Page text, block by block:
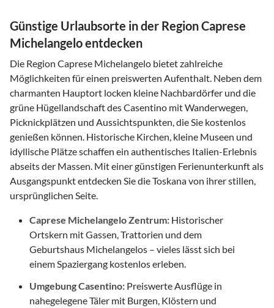
Günstige Urlaubsorte in der Region Caprese
Michelangelo entdecken
Die Region Caprese Michelangelo bietet zahlreiche
Möglichkeiten für einen preiswerten Aufenthalt. Neben dem
charmanten Hauptort locken kleine Nachbardörfer und die
grüne Hügellandschaft des Casentino mit Wanderwegen,
Picknickplätzen und Aussichtspunkten, die Sie kostenlos
genießen können. Historische Kirchen, kleine Museen und
idyllische Plätze schaffen ein authentisches Italien-Erlebnis
abseits der Massen. Mit einer günstigen Ferienunterkunft als
Ausgangspunkt entdecken Sie die Toskana von ihrer stillen,
ursprünglichen Seite.
Caprese Michelangelo Zentrum: Historischer
Ortskern mit Gassen, Trattorien und dem
Geburtshaus Michelangelos – vieles lässt sich bei
einem Spaziergang kostenlos erleben.
Umgebung Casentino: Preiswerte Ausflüge in
nahegelegene Täler mit Burgen, Klöstern und